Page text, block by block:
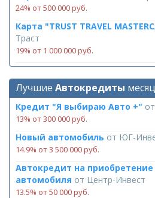
24% от 500 000 руб.
Карта "TRUST TRAVEL
Траст
19% от 1 000 000 руб.
Лучшие Автокредиты
Кредит "Я выбираю Авто +" от
13% от 300 000 руб.
Новый автомобиль от ЮГ-
14.9% от 3 500 000 руб.
Автокредит на приобретение
автомобиля от Центр-Инвест
13.5% от 50 000 руб.